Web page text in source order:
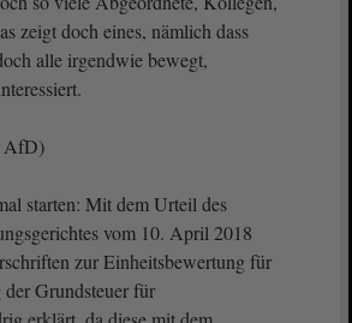
zeigt doch eines, nämlich dass
alle irgendwie bewegt,
AfD)
starten: Mit dem Urteil des
vom 10. April 2018
zur Einheitsbewertung für
der Grundsteuer für